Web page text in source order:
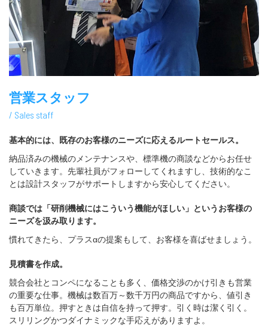
営業スタッフ
/ Sales staff
基本的には、既存のお客様のニーズに応えるルートセールス。
納品済みの機械のメンテナンスや、標準機の商談などからお任せ
していきます。先輩社員がフォローしてくれますし、技術的なこ
とは設計スタッフがサポートしますから安心してください。
商談では「研削機械にはこういう機能がほしい」という お客様の
ニーズを汲み取ります。
慣れてきたら、プラスαの提案もして、お客様を喜ばせましょう。
見積書を作成。
競合会社とコンペになることも多く、価格交渉のかけ引きも営業
の重要な仕事。機械は数百万～数千万円の商品ですから、値引き
も百万単位。押すときは自信を持って押す。引く時は潔く引く。
スリリングかつダイナミックな手応えがありますよ。